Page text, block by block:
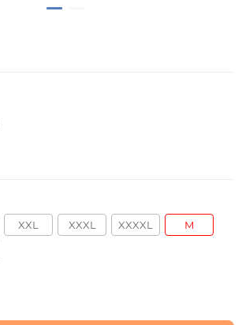
XXL XXXL XXXXL M